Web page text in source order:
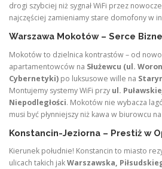
drogi szybciej niż sygnał WiFi przez
najczęściej zamieniamy stare domofony w
Warszawa Mokotów – Serce
Mokotów to dzielnica kontrastów – od
apartamentowców na Służewcu (ul.
Cybernetyki) po luksusowe wille na
Montujemy systemy WiFi przy ul.
Niepodległości. Mokotów nie wybacza
musi być płynniejszy niż kawa w biurowcu
Konstancin-Jeziorna – Prestiż w
Kierunek południe! Konstancin to miasto
ulicach takich jakWarszawska,